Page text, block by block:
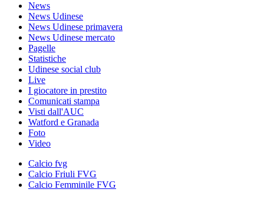
News
News Udinese
News Udinese primavera
News Udinese mercato
Pagelle
Statistiche
Udinese social club
Live
I giocatore in prestito
Comunicati stampa
Visti dall'AUC
Watford e Granada
Foto
Video
Calcio fvg
Calcio Friuli FVG
Calcio Femminile FVG